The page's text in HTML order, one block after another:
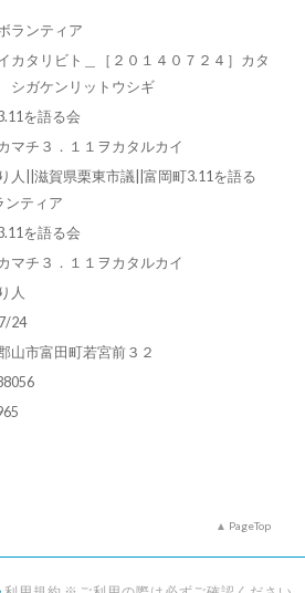
ランティア
カタリビト＿［２０１４０７２４］カタ
シガケンリットウシギ
を語る会
マチ３．１１ヲカタルカイ
人||滋賀県栗東市議||富岡町3.11を語る
ンティア
を語る会
マチ３．１１ヲカタルカイ
人
24
山市富田町若宮前３２
PageTop